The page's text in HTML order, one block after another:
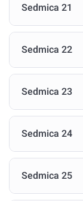
Sedmica 21
Sedmica 22
Sedmica 23
Sedmica 24
Sedmica 25